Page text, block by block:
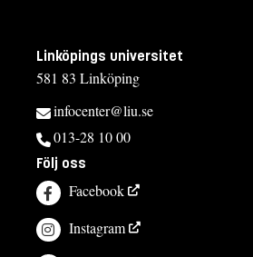
Linköpings universitet
581 83 Linköping
infocenter@liu.se
013-28 10 00
Följ oss
Facebook
Instagram